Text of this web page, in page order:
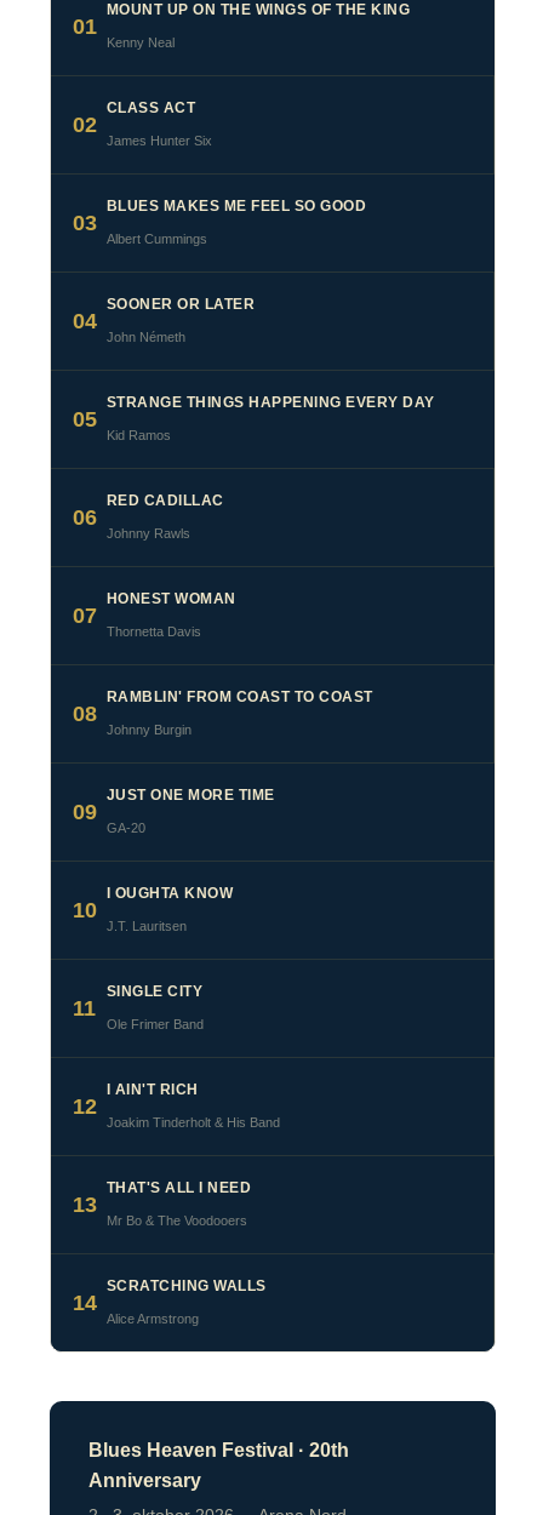
01
MOUNT UP ON THE WINGS OF THE KING
Kenny Neal
02
CLASS ACT
James Hunter Six
03
BLUES MAKES ME FEEL SO GOOD
Albert Cummings
04
SOONER OR LATER
John Németh
05
STRANGE THINGS HAPPENING EVERY DAY
Kid Ramos
06
RED CADILLAC
Johnny Rawls
07
HONEST WOMAN
Thornetta Davis
08
RAMBLIN' FROM COAST TO COAST
Johnny Burgin
09
JUST ONE MORE TIME
GA-20
10
I OUGHTA KNOW
J.T. Lauritsen
11
SINGLE CITY
Ole Frimer Band
12
I AIN'T RICH
Joakim Tinderholt & His Band
13
THAT'S ALL I NEED
Mr Bo & The Voodooers
14
SCRATCHING WALLS
Alice Armstrong
Blues Heaven Festival · 20th
Anniversary